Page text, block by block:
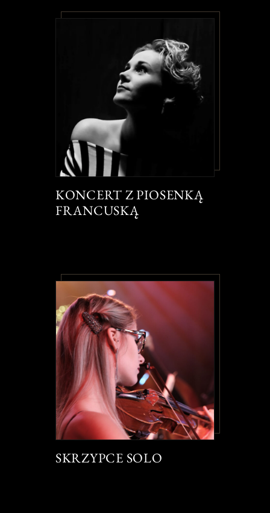
KONCERT Z PIOSENKĄ
FRANCUSKĄ
SKRZYPCE SOLO